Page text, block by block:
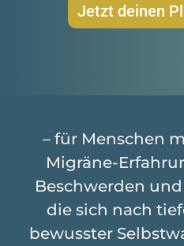
Jetzt deinen
– für Menschen
Migräne-
Beschwerden
die sich nach
bewusster